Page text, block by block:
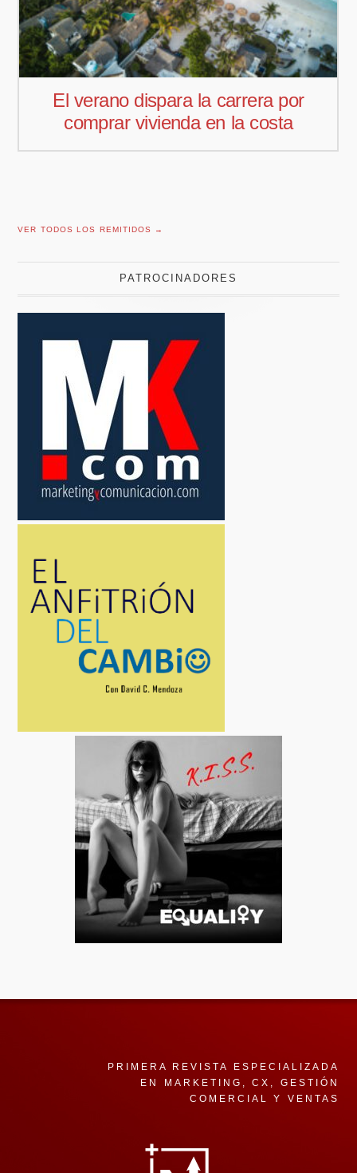
Pedro Aguiar nuevo responsable
comercial para Offcoustic Iberia
VER TODOS LOS REMITIDOS →
PATROCINADORES
PRIMERA REVISTA ESPECIALIZADA
EN MARKETING, CX, GESTIÓN
COMERCIAL Y VENTAS